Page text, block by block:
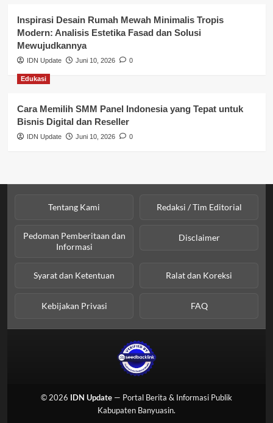
Profil Wilayah Banyuasin
Sosial & Budaya
Sosial & Kesejahteraan
Inspirasi Desain Rumah Mewah Minimalis Tropis
Modern: Analisis Estetika Fasad dan Solusi
Mewujudkannya
IDN Update Juni 10, 2026 0
Edukasi
Cara Memilih SMM Panel Indonesia yang Tepat untuk
Bisnis Digital dan Reseller
IDN Update Juni 10, 2026 0
Tentang Kami Redaksi / Tim Editorial
Pedoman Pemberitaan dan
Informasi
Disclaimer
Syarat dan Ketentuan Ralat dan Koreksi
Kebijakan Privasi FAQ
© 2026 IDN Update — Portal Berita & Informasi Publik
Kabupaten Banyuasin.